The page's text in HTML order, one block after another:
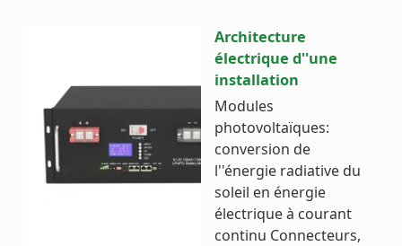
Architecture
électrique d''une
installation
Modules
photovoltaïques:
conversion de
l''énergie radiative du
soleil en énergie
électrique à courant
continu Connecteurs,